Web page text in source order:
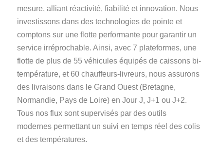
mesure, alliant réactivité, fiabilité et innovation. Nous
investissons dans des technologies de pointe et
comptons sur une flotte performante pour garantir un
service irréprochable. Ainsi, avec 7 plateformes, une
flotte de plus de 55 véhicules équipés de caissons bi-
température, et 60 chauffeurs-livreurs, nous assurons
des livraisons dans le Grand Ouest (Bretagne,
Normandie, Pays de Loire) en Jour J, J+1 ou J+2.
Tous nos flux sont supervisés par des outils
modernes permettant un suivi en temps réel des colis
et des températures.